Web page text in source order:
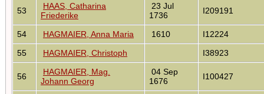
53
HAAS, Catharina
Friederike
23 Jul
1736
I209191
54 HAGMAIER, Anna Maria 1610
I12224
55
HAGMAIER, Christoph I38923
56
HAGMAIER, Mag.
Johann Georg
04 Sep
1676
I100427